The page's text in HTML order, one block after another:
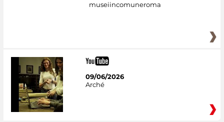
museiincomuneroma
09/06/2026
Arché